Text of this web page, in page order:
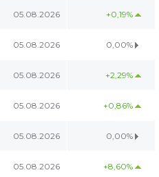
05.08.2026 +0,19%
05.08.2026 0,00%
05.08.2026 +2,29%
05.08.2026 +0,86%
05.08.2026 0,00%
05.08.2026 +8,60%